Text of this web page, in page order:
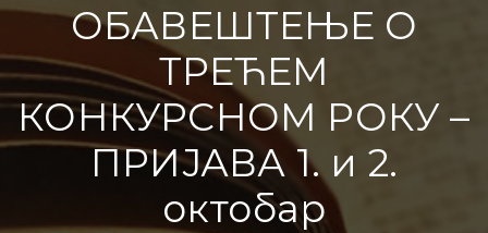
ОБАВЕШТЕЊЕ О
ТРЕЋЕМ
КОНКУРСНОМ РОКУ –
ПРИЈАВА 1. и 2.
октобар